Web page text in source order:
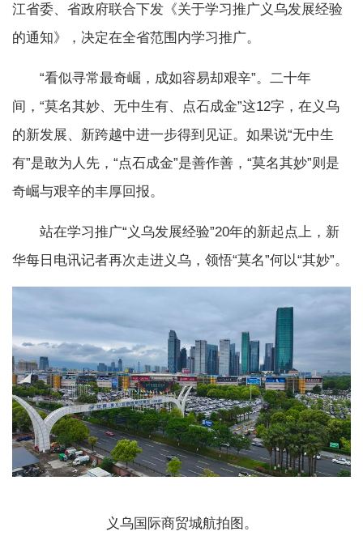
江省委、省政府联合下发《关于学习推广义乌发展经验
的通知》，决定在全省范围内学习推广。
“看似寻常最奇崛，成如容易却艰辛”。二十年
间，“莫名其妙、无中生有、点石成金”这12字，在义乌
的新发展、新跨越中进一步得到见证。如果说“无中生
有”是敢为人先，“点石成金”是善作善，“莫名其妙”则是
奇崛与艰辛的丰厚回报。
站在学习推广“义乌发展经验”20年的新起点上，新
华每日电讯记者再次走进义乌，领悟“莫名”何以“其妙”。
义乌国际商贸城航拍图。